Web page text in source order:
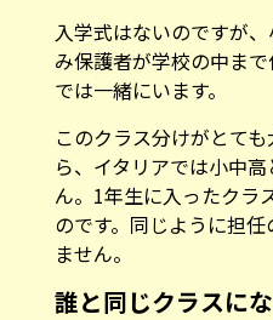
入学式はないのですが
み保護者が学校の中ま
では一緒にいます。
このクラス分けがとて
ら、イタリアでは小中
ん。1年生に入ったクラ
のです。同じように担
ません。
誰と同じクラスに